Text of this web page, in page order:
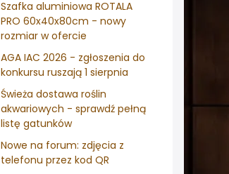
Szafka aluminiowa ROTALA
PRO 60x40x80cm - nowy
rozmiar w ofercie
AGA IAC 2026 - zgłoszenia do
konkursu ruszają 1 sierpnia
Świeża dostawa roślin
akwariowych - sprawdź pełną
listę gatunków
Nowe na forum: zdjęcia z
telefonu przez kod QR